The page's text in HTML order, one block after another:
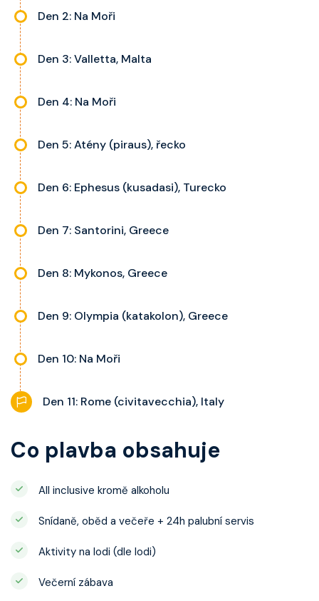
Den 2: Na Moři
Den 3: Valletta, Malta
Den 4: Na Moři
Den 5: Atény (piraus), řecko
Den 6: Ephesus (kusadasi), Turecko
Den 7: Santorini, Greece
Den 8: Mykonos, Greece
Den 9: Olympia (katakolon), Greece
Den 10: Na Moři
Den 11: Rome (civitavecchia), Italy
Co plavba obsahuje
All inclusive kromě alkoholu
Snídaně, oběd a večeře + 24h palubní servis
Aktivity na lodi (dle lodi)
Večerní zábava